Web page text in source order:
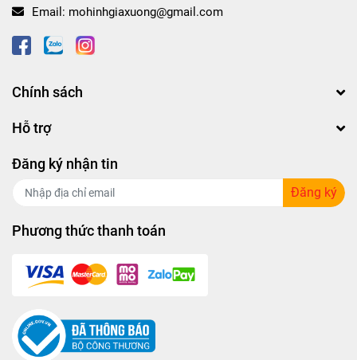
Email: mohinhgiaxuong@gmail.com
Chính sách
Hỗ trợ
Đăng ký nhận tin
Đăng ký
Phương thức thanh toán